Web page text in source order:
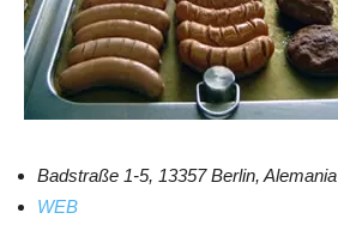
Badstraße 1-5, 13357 Berlin, Alemania
WEB